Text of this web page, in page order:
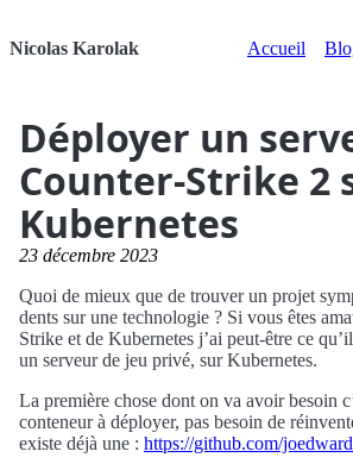
Nicolas Karolak Accueil
Déployer un
Counter-Strike 2
Kubernetes
23 décembre 2023
Quoi de mieux que de trouver un projet
dents sur une technologie ? Si vous êtes
Strike et de Kubernetes j’ai peut-être ce
un serveur de jeu privé, sur Kubernetes.
La première chose dont on va avoir besoin
conteneur à déployer, pas besoin de
existe déjà une : https://github.com/